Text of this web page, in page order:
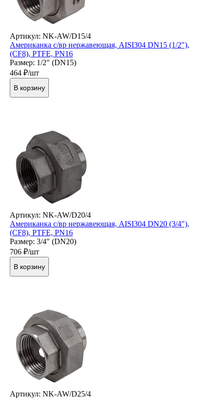
Артикул: NK-AW/D15/4
Американка с/вр нержавеющая, AISI304 DN15 (1/2"),
(CF8), PTFE, PN16
Размер: 1/2" (DN15)
464 ₽/шт
В корзину
Артикул: NK-AW/D20/4
Американка с/вр нержавеющая, AISI304 DN20 (3/4"),
(CF8), PTFE, PN16
Размер: 3/4" (DN20)
706 ₽/шт
В корзину
Артикул: NK-AW/D25/4